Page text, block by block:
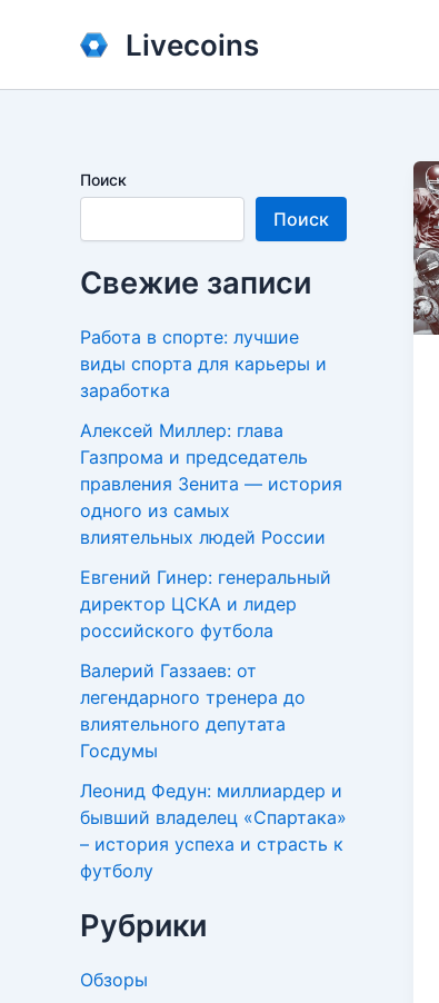
Livecoins
Поиск
Поиск
Свежие записи
Работа в спорте: лучшие
виды спорта для карьеры и
заработка
Алексей Миллер: глава
Газпрома и председатель
правления Зенита — история
одного из самых
влиятельных людей России
Евгений Гинер: генеральный
директор ЦСКА и лидер
российского футбола
Валерий Газзаев: от
легендарного тренера до
влиятельного депутата
Госдумы
Леонид Федун: миллиардер и
бывший владелец «Спартака»
– история успеха и страсть к
футболу
Рубрики
Обзоры